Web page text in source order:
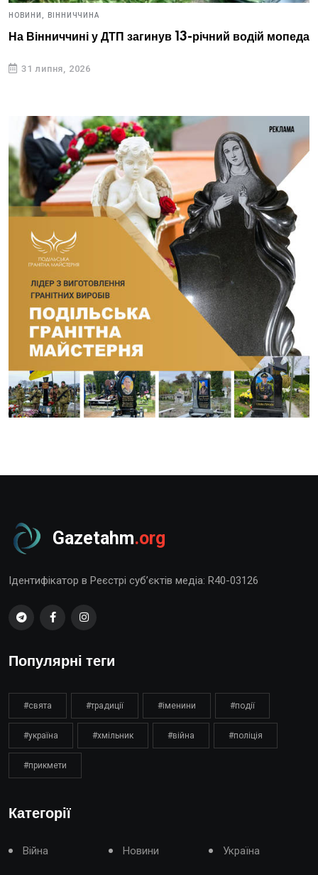
НОВИНИ, ВІННИЧЧИНА
На Вінниччині у ДТП загинув 13-річний водій мопеда
31 липня, 2026
Gazetahm.org
Ідентифікатор в Реєстрі суб’єктів медіа: R40-03126
Популярні теги
#свята #традиції #іменини #події
#україна #хмільник #війна #поліція
#прикмети
Категорії
Війна Новини Україна